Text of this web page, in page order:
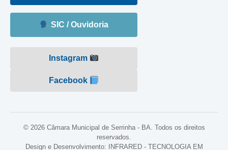
SIC / Ouvidoria
Instagram
Facebook
© 2026 Câmara Municipal de Serrinha - BA. Todos os direitos
reservados.
Design e Desenvolvimento: INFRARED - TECNOLOGIA EM